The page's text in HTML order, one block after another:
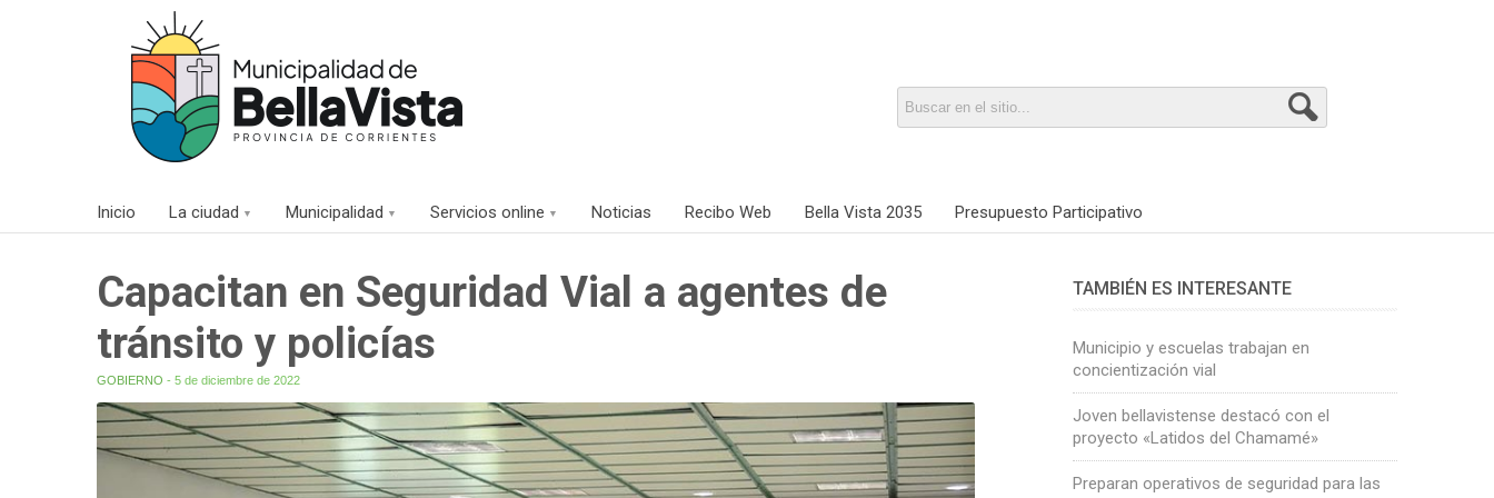
Inicio La ciudad Municipalidad Servicios online Noticias Recibo Web Bella Vista 2035 Presupuesto Participativo
Capacitan en Seguridad Vial a agentes de
tránsito y policías
GOBIERNO - 5 de diciembre de 2022
TAMBIÉN ES INTERESANTE
Municipio y escuelas trabajan en
concientización vial
Joven bellavistense destacó con el
proyecto «Latidos del Chamamé»
Preparan operativos de seguridad para las